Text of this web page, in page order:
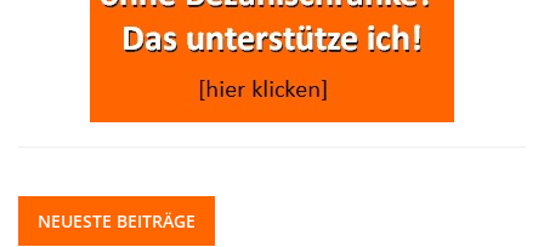
NEUESTE BEITRÄGE